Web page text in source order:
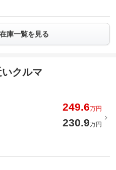
庫一覧を見る
クルマ
249.6万円
230.9万円